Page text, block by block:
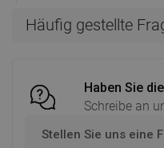
Häufig gestellte
Haben Sie
Schreibe an
Stellen Sie uns eine